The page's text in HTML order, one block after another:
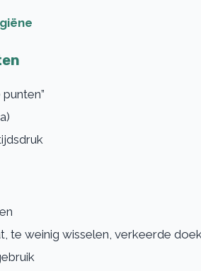
te weinig wisselen, verkeerde